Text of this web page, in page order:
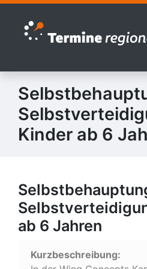
Zur Navigation springen
Zum Inhalt springen
Kinder ab 6
ab 6 Jahren
Kurzbeschreibung: